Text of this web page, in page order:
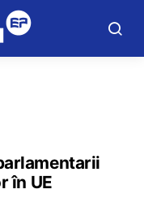
în UE